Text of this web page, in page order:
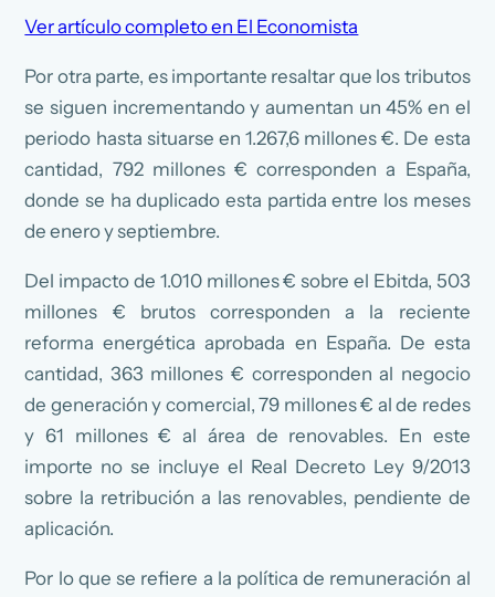
Ver artículo completo en El Economista
Por otra parte, es importante resaltar que los tributos
se siguen incrementando y aumentan un 45% en el
periodo hasta situarse en 1.267,6 millones €. De esta
cantidad, 792 millones € corresponden a España,
donde se ha duplicado esta partida entre los meses
de enero y septiembre.
Del impacto de 1.010 millones € sobre el Ebitda, 503
millones € brutos corresponden a la reciente
reforma energética aprobada en España. De esta
cantidad, 363 millones € corresponden al negocio
de generación y comercial, 79 millones € al de redes
y 61 millones € al área de renovables. En este
importe no se incluye el Real Decreto Ley 9/2013
sobre la retribución a las renovables, pendiente de
aplicación.
Por lo que se refiere a la política de remuneración al